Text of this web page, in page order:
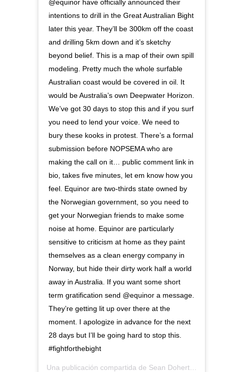
@equinor have officially announced their
intentions to drill in the Great Australian Bight
later this year. They’ll be 300km off the coast
and drilling 5km down and it’s sketchy
beyond belief. This is a map of their own spill
modeling. Pretty much the whole surfable
Australian coast would be covered in oil. It
would be Australia’s own Deepwater Horizon.
We’ve got 30 days to stop this and if you surf
you need to lend your voice. We need to
bury these kooks in protest. There’s a formal
submission before NOPSEMA who are
making the call on it… public comment link in
bio, takes five minutes, let em know how you
feel. Equinor are two-thirds state owned by
the Norwegian government, so you need to
get your Norwegian friends to make some
noise at home. Equinor are particularly
sensitive to criticism at home as they paint
themselves as a clean energy company in
Norway, but hide their dirty work half a world
away in Australia. If you want some short
term gratification send @equinor a message.
They’re getting lit up over there at the
moment. I apologize in advance for the next
28 days but I’ll be going hard to stop this.
#fightforthebight
Una publicación compartida de Sean Doherty